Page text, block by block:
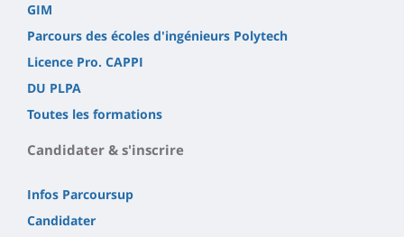
GIM
Parcours des écoles d'ingénieurs Polytech
Licence Pro. CAPPI
DU PLPA
Toutes les formations
Candidater & s'inscrire
Infos Parcoursup
Candidater